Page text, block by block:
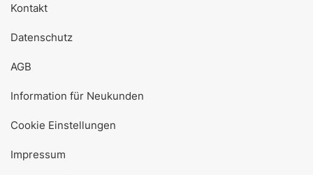
Kontakt
Datenschutz
AGB
Information für Neukunden
Cookie Einstellungen
Impressum